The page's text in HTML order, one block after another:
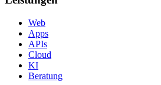
Web
Apps
APIs
Cloud
KI
Beratung